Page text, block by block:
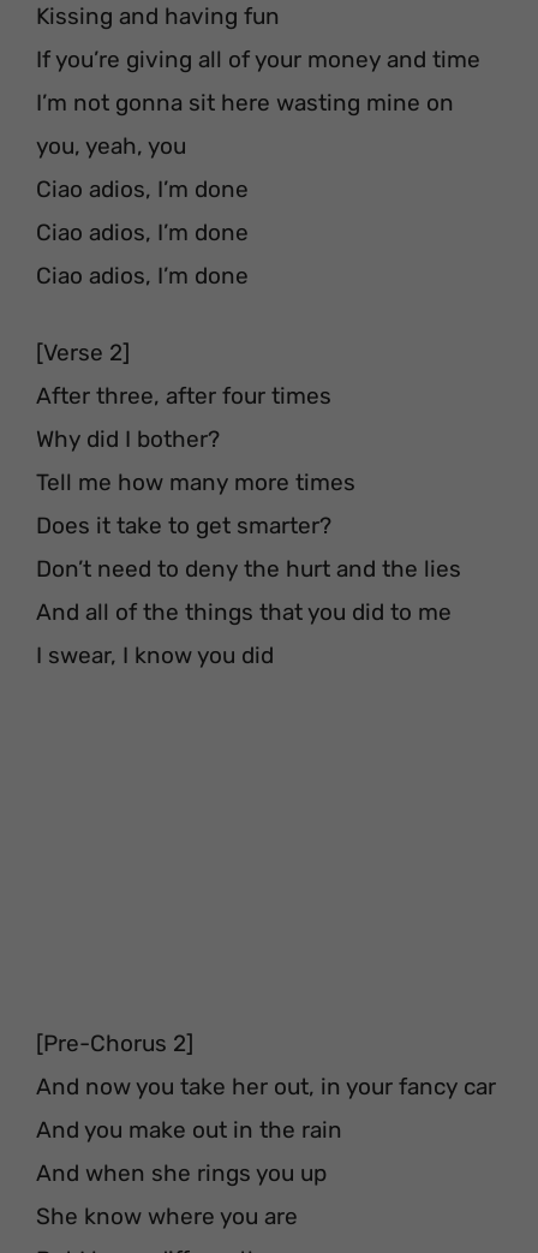
Kissing and having fun
If you’re giving all of your money and time
I’m not gonna sit here wasting mine on
you, yeah, you
Ciao adios, I’m done
Ciao adios, I’m done
Ciao adios, I’m done
[Verse 2]
After three, after four times
Why did I bother?
Tell me how many more times
Does it take to get smarter?
Don’t need to deny the hurt and the lies
And all of the things that you did to me
I swear, I know you did
[Pre-Chorus 2]
And now you take her out, in your fancy car
And you make out in the rain
And when she rings you up
She know where you are